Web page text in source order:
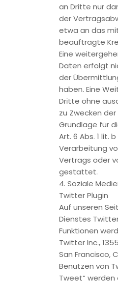
Sie personalisierte Werbung in
deaktivieren; folgen Sie hierzu
https://www.google.com/
Die Zusammenfassung der
Google-Konto erfolgt
Einwilligung, die Sie bei
können (Art. 6 Abs. 1 lit. a
Datenerfassungsvorgängen,
Konto zusammengeführt
Konto haben oder der
haben) beruht die Erfassung
DSGVO. Das berechtigte
der Websitebetreiber ein
Analyse der Websitebesucher
Weitergehende Informationen
Datenschutzbestimmungen
Datenschutzerklärung von
https://www.google.com/
Google AdWords und Google
Diese Website verwendet
Online-Werbeprogramm der
Parkway, Mountain View, CA
Im Rahmen von Google